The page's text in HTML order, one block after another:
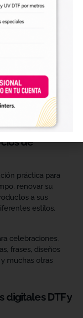
UV DTF
termos, cajas,
superficies rígidas
opciones a tu
y preparar
UV DTF o tu
de
práctica para
renovar su
a sus
estilos,
celebraciones,
frases, diseños
muchas otras
digitales DTF y